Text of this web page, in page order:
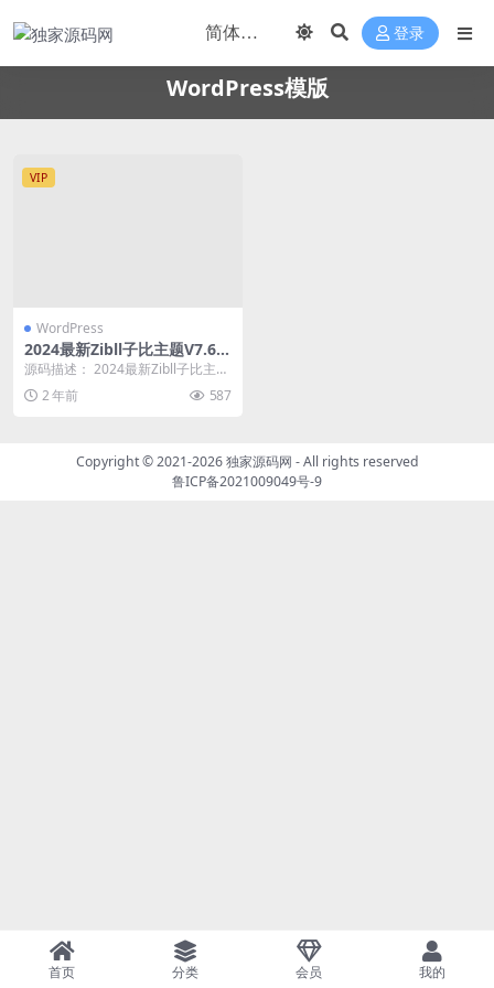
登录
WordPress模版
VIP
WordPress
2024最新Zibll子比主题V7.6版
本源码 开心版
源码描述： 2024最新Zibll子比主题
V7.6版本源码 开心版 | Word...
2 年前 587
Copyright © 2021-2026独家源码网 - All rights reserved
鲁ICP备2021009049号-9
首页 分类 会员 我的